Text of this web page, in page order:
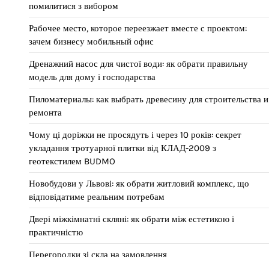
помилитися з вибором
Рабочее место, которое переезжает вместе с проектом:
зачем бизнесу мобильный офис
Дренажний насос для чистої води: як обрати правильну
модель для дому і господарства
Пиломатериалы: как выбрать древесину для строительства и
ремонта
Чому ці доріжки не просядуть і через 10 років: секрет
укладання тротуарної плитки від КЛАД-2009 з
геотекстилем BUDMO
Новобудови у Львові: як обрати житловий комплекс, що
відповідатиме реальним потребам
Двері міжкімнатні скляні: як обрати між естетикою і
практичністю
Перегородки зі скла на замовлення